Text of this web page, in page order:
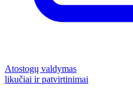
Atostogų valdymas
likučiai ir patvirtinimai